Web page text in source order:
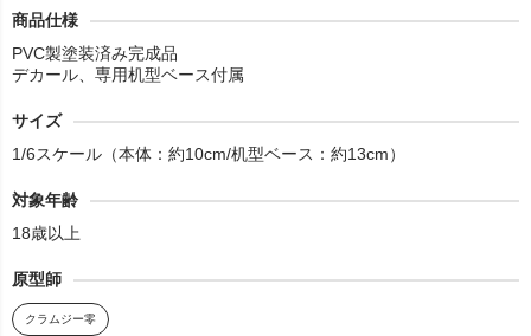
商品仕様
PVC製塗装済み完成品
デカール、専用机型ベース付属
サイズ
1/6スケール（本体：約10cm/机型ベース：約13cm）
対象年齢
18歳以上
原型師
クラムジー零